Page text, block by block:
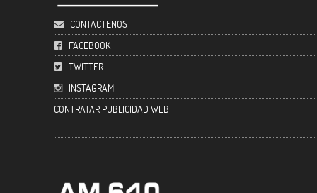
CONTACTENOS
FACEBOOK
TWITTER
INSTAGRAM
CONTRATAR PUBLICIDAD WEB